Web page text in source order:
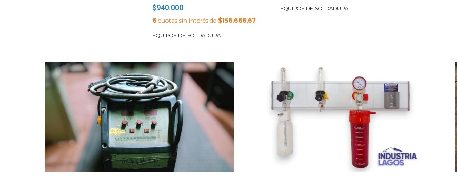
$940.000
6 cuotas sin interés de $156.666,67
EQUIPOS DE SOLDADURA
EQUIPOS DE SOLDADURA